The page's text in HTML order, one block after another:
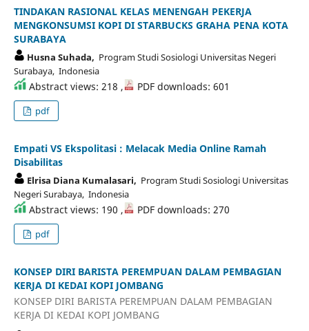
TINDAKAN RASIONAL KELAS MENENGAH PEKERJA
MENGKONSUMSI KOPI DI STARBUCKS GRAHA PENA KOTA
SURABAYA
Husna Suhada, Program Studi Sosiologi Universitas Negeri
Surabaya, Indonesia
Abstract views: 218 , PDF downloads: 601
pdf
Empati VS Ekspolitasi : Melacak Media Online Ramah
Disabilitas
Elrisa Diana Kumalasari, Program Studi Sosiologi Universitas
Negeri Surabaya, Indonesia
Abstract views: 190 , PDF downloads: 270
pdf
KONSEP DIRI BARISTA PEREMPUAN DALAM PEMBAGIAN
KERJA DI KEDAI KOPI JOMBANG
KONSEP DIRI BARISTA PEREMPUAN DALAM PEMBAGIAN
KERJA DI KEDAI KOPI JOMBANG